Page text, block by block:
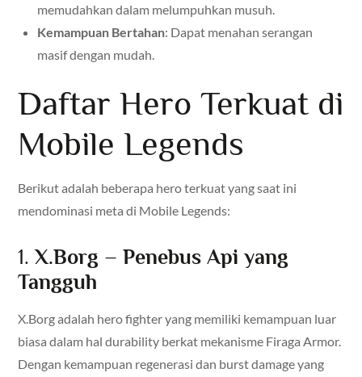
memudahkan dalam melumpuhkan musuh.
Kemampuan Bertahan: Dapat menahan serangan
masif dengan mudah.
Daftar Hero Terkuat di
Mobile Legends
Berikut adalah beberapa hero terkuat yang saat ini
mendominasi meta di Mobile Legends:
1.X.Borg – Penebus Api yang
Tangguh
X.Borg adalah hero fighter yang memiliki kemampuan luar
biasa dalam hal durability berkat mekanisme Firaga Armor.
Dengan kemampuan regenerasi dan burst damage yang